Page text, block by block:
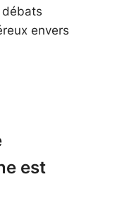
débats
envers
est